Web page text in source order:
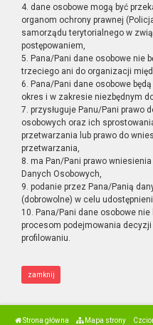
4. dane osobowe mogą być
organom ochrony prawnej
samorządu terytorialnego w
postępowaniem,
5. Pana/Pani dane osobowe nie
trzeciego ani do organizacji
6. Pana/Pani dane osobowe
okres i w zakresie niezbędnym
7. przysługuje Panu/Pani prawo
osobowych oraz ich
przetwarzania lub prawo do
przetwarzania,
8. ma Pan/Pani prawo
Danych Osobowych,
9. podanie przez Pana/Panią
(dobrowolne) w celu
10. Pana/Pani dane osobowe
procesom podejmowania
profilowaniu.
zamknij
Strona główna Mapa strony